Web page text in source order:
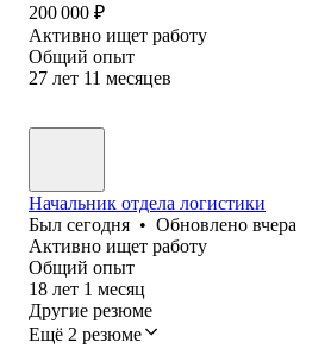
200 000 ₽
Активно ищет работу
Общий опыт
27 лет 11 месяцев
Начальник отдела логистики
Был сегодня • Обновлено вчера
Активно ищет работу
Общий опыт
18 лет 1 месяц
Другие резюме
Ещё 2 резюме